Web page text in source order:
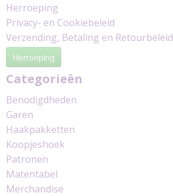
Herroeping
Privacy- en Cookiebeleid
Verzending, Betaling en Retourbeleid
Herroeping
Categorieën
Benodigdheden
Garen
Haakpakketten
Koopjeshoek
Patronen
Matentabel
Merchandise